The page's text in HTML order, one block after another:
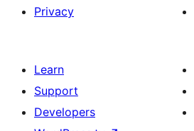
Privacy
Learn
Support
Developers